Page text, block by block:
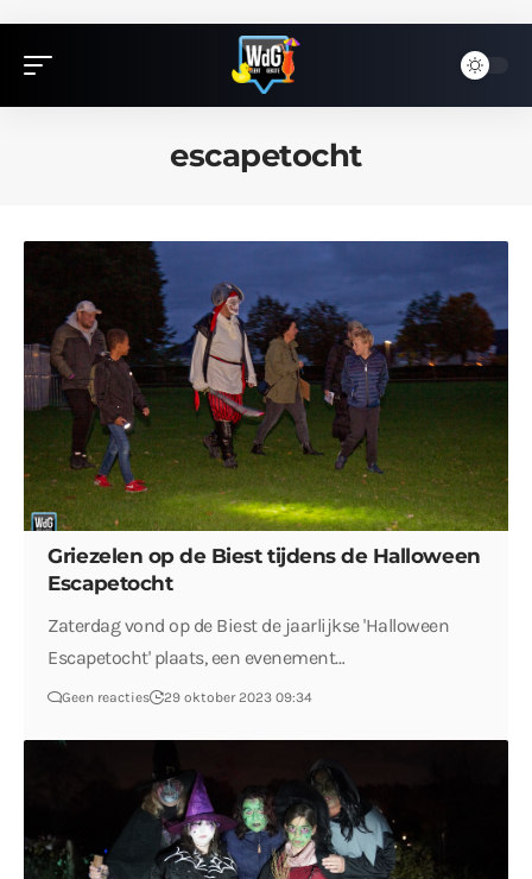
escapetocht
Griezelen op de Biest tijdens de Halloween
Escapetocht
Zaterdag vond op de Biest de jaarlijkse 'Halloween
Escapetocht' plaats, een evenement…
Geen reacties 29 oktober 2023 09:34